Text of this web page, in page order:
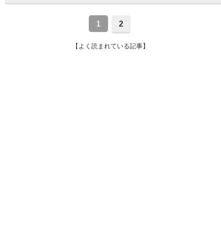
1 2
【よく読まれている記事】